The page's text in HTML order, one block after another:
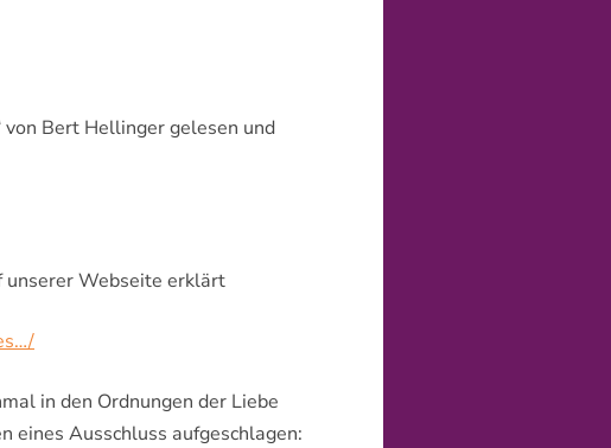
von Bert Hellinger gelesen und
unserer Webseite erklärt
in den Ordnungen der Liebe
eines Ausschluss aufgeschlagen: